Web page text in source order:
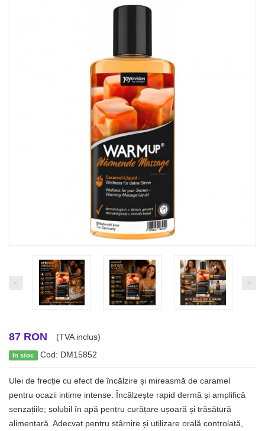
< >
87 RON (TVA inclus)
In stoc Cod: DM15852
Ulei de frecție cu efect de încălzire și mireasmă de caramel
pentru ocazii intime intense. Încălzește rapid dermă și amplifică
senzațiile; solubil în apă pentru curățare ușoară și trăsătură
alimentară. Adecvat pentru stârnire și utilizare orală controlată,